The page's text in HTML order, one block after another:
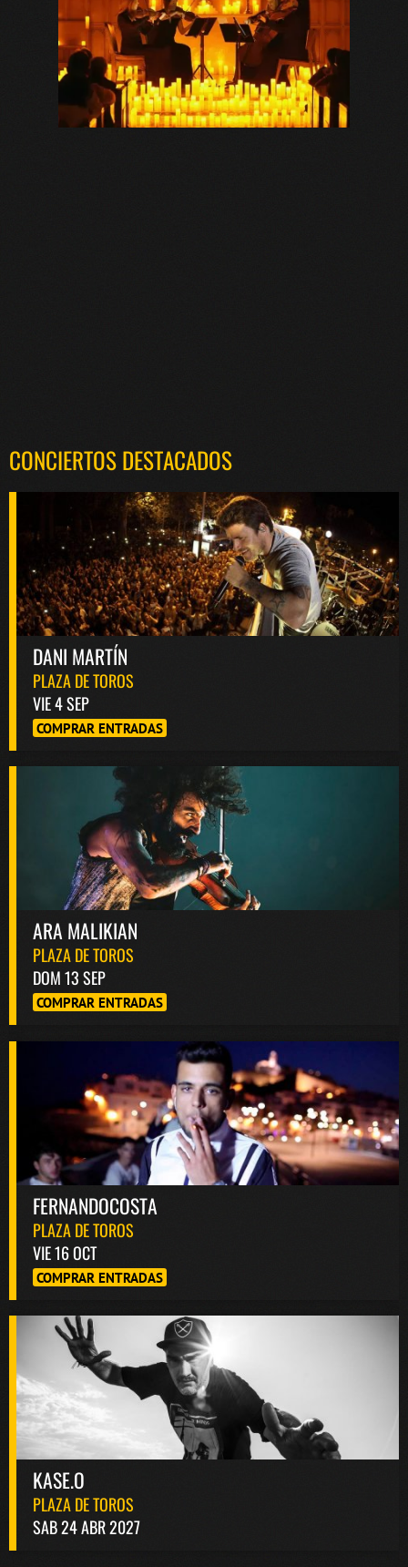
CONCIERTOS DESTACADOS
DANI MARTÍN
PLAZA DE TOROS
VIE 4 SEP
COMPRAR ENTRADAS
ARA MALIKIAN
PLAZA DE TOROS
DOM 13 SEP
COMPRAR ENTRADAS
FERNANDOCOSTA
PLAZA DE TOROS
VIE 16 OCT
COMPRAR ENTRADAS
KASE.O
PLAZA DE TOROS
SAB 24 ABR 2027